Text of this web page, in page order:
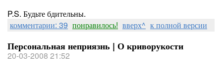
P.S. Будьте бдительны.
комментарии: 39 понравилось! вверх^ к полной версии
Персональная неприязнь | О криворукости
20-03-2008 21:52